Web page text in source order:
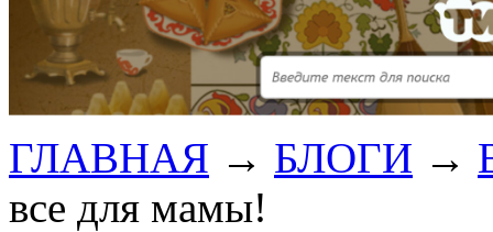
ГЛАВНАЯ → БЛОГИ →
все для мамы!